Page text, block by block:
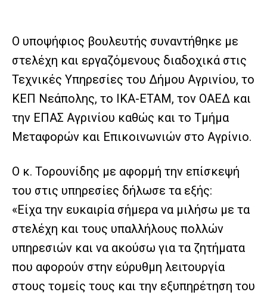
Ο υποψήφιος βουλευτής συναντήθηκε με
στελέχη και εργαζόμενους διαδοχικά στις
Τεχνικές Υπηρεσίες του Δήμου Αγρινίου, το
ΚΕΠ Νεάπολης, το ΙΚΑ-ΕΤΑΜ, τον ΟΑΕΔ και
την ΕΠΑΣ Αγρινίου καθώς και το Τμήμα
Μεταφορών και Επικοινωνιών στο Αγρίνιο.
Ο κ. Τορουνίδης με αφορμή την επίσκεψή
του στις υπηρεσίες δήλωσε τα εξής:
«Είχα την ευκαιρία σήμερα να μιλήσω με τα
στελέχη και τους υπαλλήλους πολλών
υπηρεσιών και να ακούσω για τα ζητήματα
που αφορούν στην εύρυθμη λειτουργία
στους τομείς τους και την εξυπηρέτηση του